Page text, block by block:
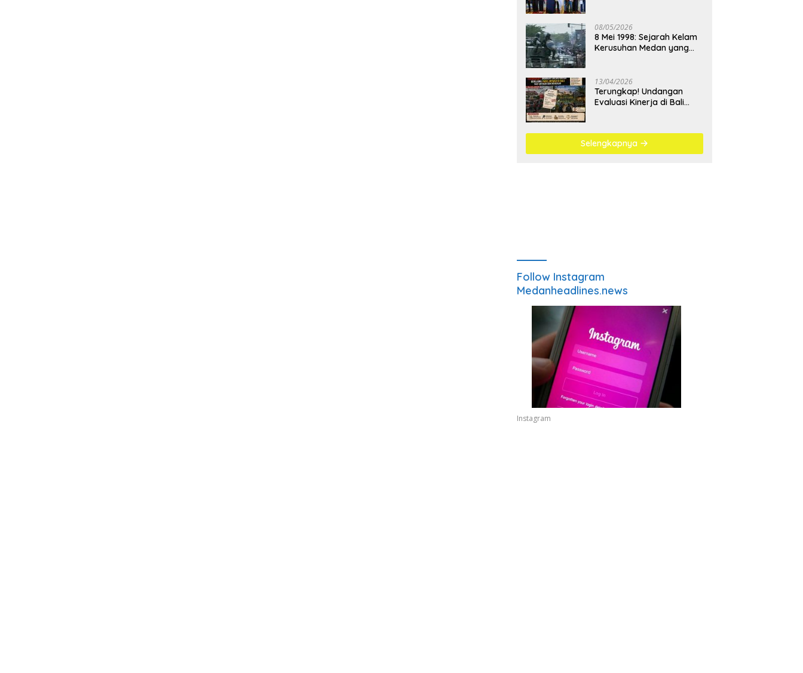
08/05/2026
8 Mei 1998: Sejarah Kelam
Kerusuhan Medan yang
13/04/2026
Terungkap! Undangan
Evaluasi Kinerja di Bali
Mengular
Selengkapnya
Follow Instagram
Medanheadlines.news
Instagram